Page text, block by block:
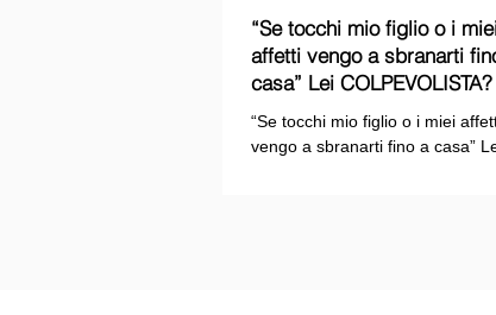
“Se tocchi mio figlio o i
affetti vengo a sbranarti fino
casa” Lei COLPEVOLISTA?
mi faccia il piacere...
“Se tocchi mio figlio o i miei
vengo a sbranarti fino a casa”